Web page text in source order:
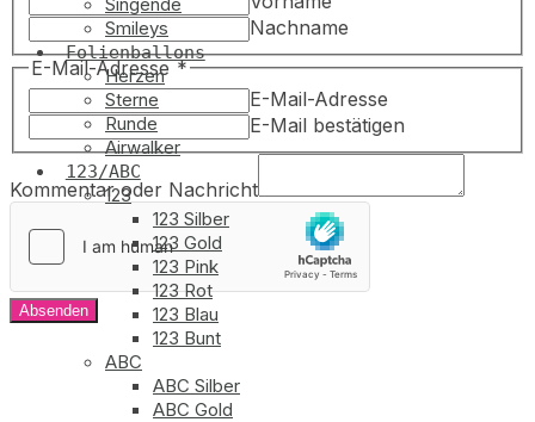
Smileys
Folienballons
Herzen
Sterne
Runde
Airwalker
123/ABC
123
123 Silber
123 Gold
123 Pink
123 Rot
123 Blau
123 Bunt
ABC
ABC Silber
ABC Gold
Nachname
E-Mail-Adresse*
E-Mail-Adresse
E-Mail bestätigen
Nachricht
E-
Adresse
Kommentar
Kommentar oder Nachricht
Absenden